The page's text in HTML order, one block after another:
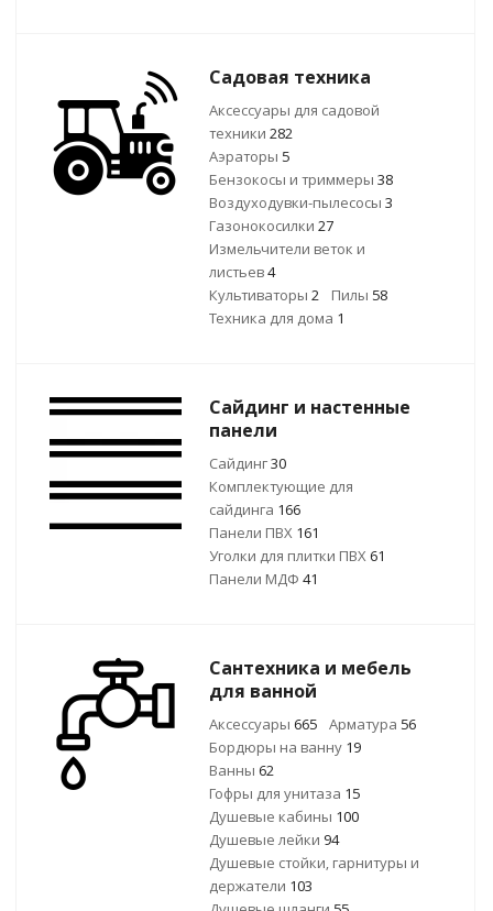
Садовая техника
Аксессуары для садовой
техники 282
Аэраторы 5
Бензокосы и триммеры 38
Воздуходувки-пылесосы 3
Газонокосилки 27
Измельчители веток и
листьев4
Культиваторы 2 Пилы 58
Техника для дома 1
Сайдинг и настенные
панели
Сайдинг30
Комплектующие для
сайдинга 166
Панели ПВХ 161
Уголки для плитки ПВХ61
Панели МДФ 41
Сантехника и мебель
для ванной
Аксессуары 665 Арматура 56
Бордюры на ванну 19
Ванны 62
Гофры для унитаза 15
Душевые кабины 100
Душевые лейки 94
Душевые стойки, гарнитуры и
держатели 103